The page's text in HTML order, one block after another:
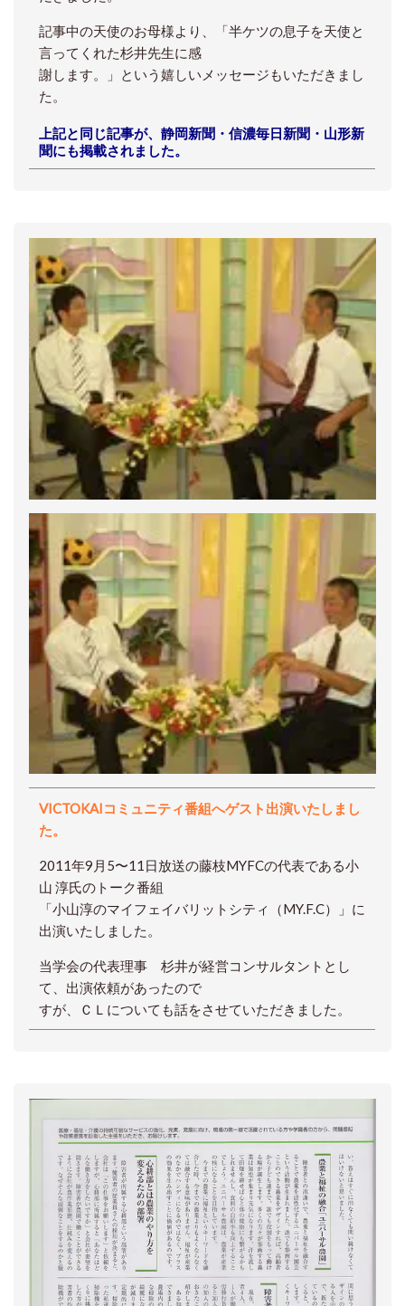
記事中の天使のお母様より、「半ケツの息子を天使と
言ってくれた杉井先生に感
謝します。」という嬉しいメッセージもいただきまし
た。
上記と同じ記事が、静岡新聞・信濃毎日新聞・山形新
聞にも掲載されました。
VICTOKAIコミュニティ番組へゲスト出演いたしまし
た。
2011年9月5〜11日放送の藤枝MYFCの代表である小
山 淳氏のトーク番組
「小山淳のマイフェイバリットシティ（MY.F.C）」に
出演いたしました。
当学会の代表理事 杉井が経営コンサルタントとし
て、出演依頼があったので
すが、ＣＬについても話をさせていただきました。